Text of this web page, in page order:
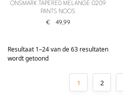
ONSMARK TAPERED MELANGE 0209
PANTS NOOS
€ 49,99
Resultaat 1–24 van de 63 resultaten
wordt getoond
1 2